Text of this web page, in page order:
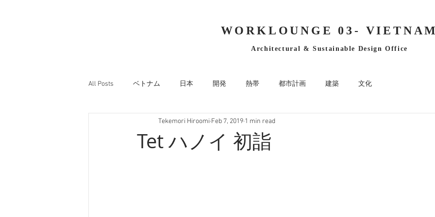
WORKLOUNGE 03-
Architectural & Sustainable Design Office
All Posts ベトナム 日本 開発 熱帯 都市計画 建築 文化
Tet ハノイ 初詣
Tekemori Hiroomi Feb 7, 2019 1 min read